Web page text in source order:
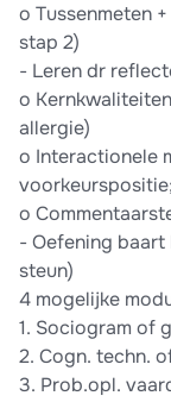
o Tussenmeten
stap 2)
- Leren dr
o
allergie)
o Interactionele
o
- Oefening
steun)
4 mogelijke
1. Sociogram of
2. Cogn. techn.
3. Prob.opl.